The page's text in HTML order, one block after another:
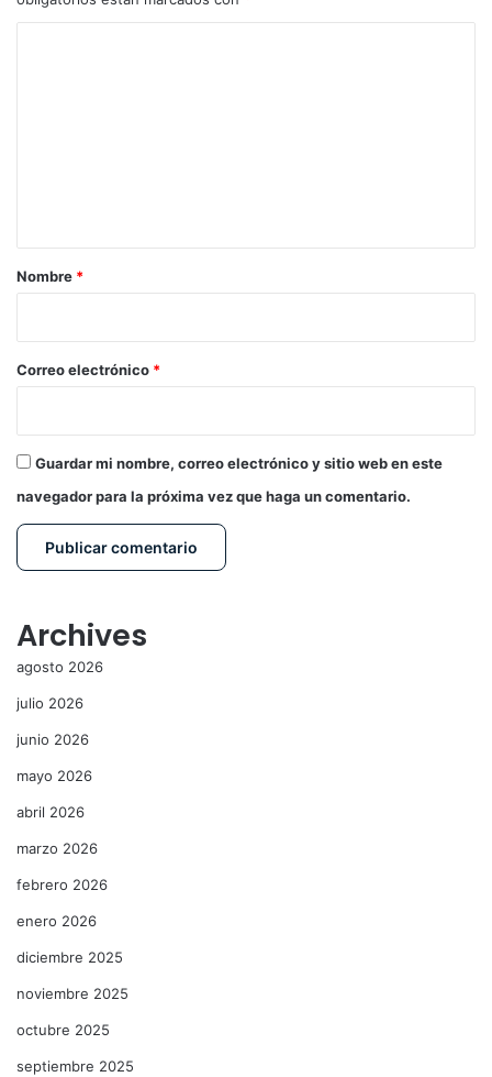
r
*
Nombre *
Correo electrónico *
Guardar mi nombre, correo electrónico y sitio web en este
navegador para la próxima vez que haga un comentario.
Archives
agosto 2026
julio 2026
junio 2026
mayo 2026
abril 2026
marzo 2026
febrero 2026
enero 2026
diciembre 2025
noviembre 2025
octubre 2025
septiembre 2025